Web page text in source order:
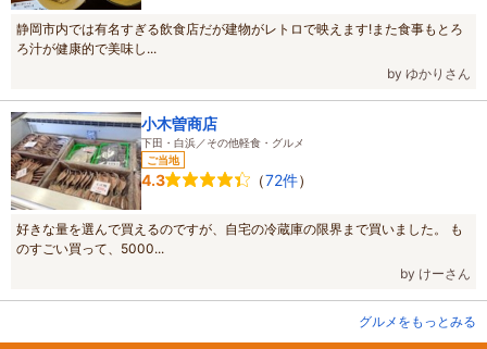
静岡市内では有名すぎる飲食店だが建物がレトロで映えます!また食事もとろ
ろ汁が健康的で美味し...
by ゆかりさん
小木曽商店
下田・白浜／その他軽食・グルメ
ご当地
4.3 （72件）
好きな量を選んで買えるのですが、自宅の冷蔵庫の限界まで買いました。 も
のすごい買って、5000...
by けーさん
グルメをもっとみる